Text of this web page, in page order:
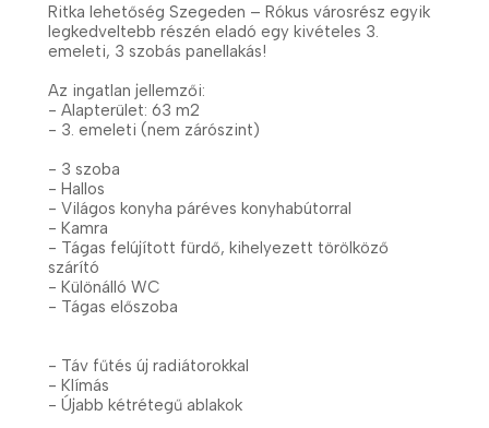
Ritka lehetőség Szegeden – Rókus városrész egyik
legkedveltebb részén eladó egy kivételes 3.
emeleti, 3 szobás panellakás!
Az ingatlan jellemzői:
- Alapterület: 63 m2
- 3. emeleti (nem zárószint)
- 3 szoba
- Hallos
- Világos konyha páréves konyhabútorral
- Kamra
- Tágas felújított fürdő, kihelyezett törölköző
szárító
- Különálló WC
- Tágas előszoba
- Táv fűtés új radiátorokkal
- Klímás
- Újabb kétrétegű ablakok